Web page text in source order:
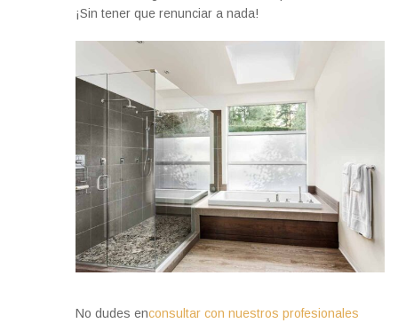
¡Sin tener que renunciar a nada!
No dudes enconsultar con nuestros profesionales